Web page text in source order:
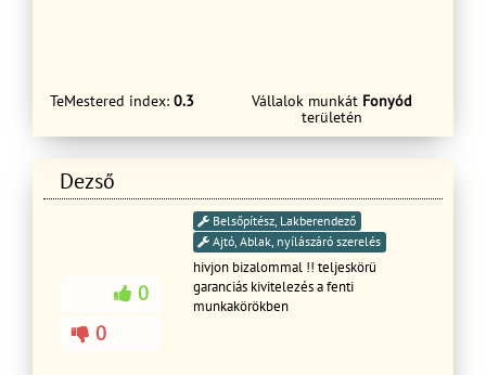
TeMestered index: 0.3 Vállalok munkát Fonyód
területén
Dezső
0
0
Belsőpítész, Lakberendező
Ajtó, Ablak, nyílászáró szerelés
hivjon bizalommal !! teljeskörü
garanciás kivitelezés a fenti
munkakörökben